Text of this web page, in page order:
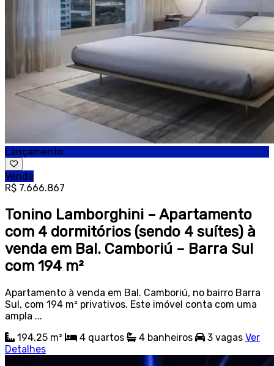
Lançamento
Venda
R$ 7.666.867
Tonino Lamborghini – Apartamento
com 4 dormitórios (sendo 4 suítes) à
venda em Bal. Camboriú – Barra Sul
com 194 m²
Apartamento à venda em Bal. Camboriú, no bairro Barra
Sul, com 194 m² privativos. Este imóvel conta com uma
ampla ...
194.25 m²
4 quartos 4 banheiros 3 vagas Ver
Detalhes